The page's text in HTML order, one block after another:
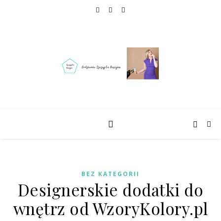
BEZ KATEGORII
Designerskie dodatki do
wnętrz od WzoryKolory.pl